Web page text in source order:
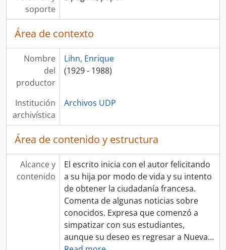
soporte
Área de contexto
Nombre
del
productor
Lihn, Enrique
(1929 - 1988)
Institución
archivística
Archivos UDP
Área de contenido y estructura
Alcance y
contenido
El escrito inicia con el autor felicitando
a su hija por modo de vida y su intento
de obtener la ciudadanía francesa.
Comenta de algunas noticias sobre
conocidos. Expresa que comenzó a
simpatizar con sus estudiantes,
aunque su deseo es regresar a Nueva…